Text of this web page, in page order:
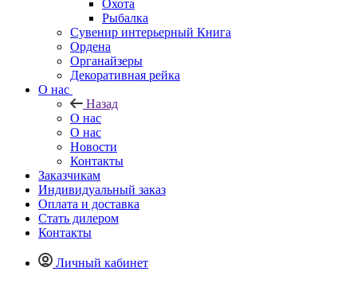
Охота
Рыбалка
Сувенир интерьерный Книга
Ордена
Органайзеры
Декоративная рейка
О нас
Назад
О нас
О нас
Новости
Контакты
Заказчикам
Индивидуальный заказ
Оплата и доставка
Стать дилером
Контакты
Личный кабинет